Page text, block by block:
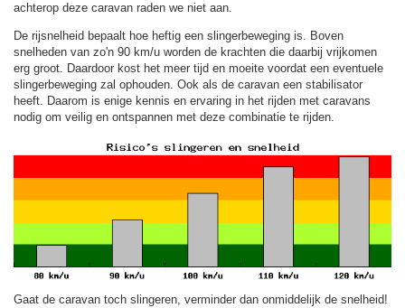
achterop deze caravan raden we niet aan.
De rijsnelheid bepaalt hoe heftig een slingerbeweging is. Boven
snelheden van zo'n 90 km/u worden de krachten die daarbij vrijkomen
erg groot. Daardoor kost het meer tijd en moeite voordat een eventuele
slingerbeweging zal ophouden. Ook als de caravan een stabilisator
heeft. Daarom is enige kennis en ervaring in het rijden met caravans
nodig om veilig en ontspannen met deze combinatie te rijden.
Gaat de caravan toch slingeren, verminder dan onmiddelijk de snelheid!